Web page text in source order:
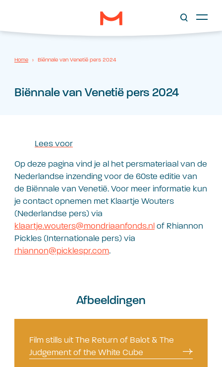
Home › Biënnale van Venetië pers 2024
Biënnale van Venetië pers 2024
Lees voor
Op deze pagina vind je al het persmateriaal van de
Nederlandse inzending voor de 60ste editie van
de Biënnale van Venetië. Voor meer informatie kun
je contact opnemen met Klaartje Wouters
(Nederlandse pers) via
klaartje.wouters@mondriaanfonds.nl of Rhiannon
Pickles (Internationale pers) via
rhiannon@picklespr.com.
Afbeeldingen
Film stills uit The Return of Balot & The
Judgement of the White Cube